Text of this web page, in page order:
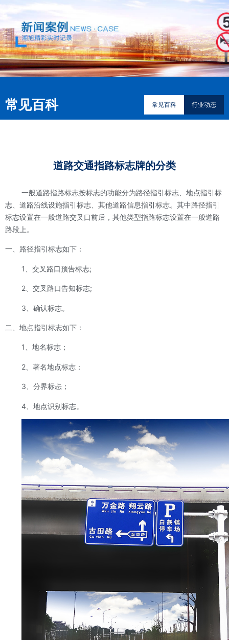
常见百科 常见百科 行业动态
道路交通指路标志牌的分类
一般道路指路标志按标志的功能分为路径指引标志、地点指引标
志、道路沿线设施指引标志、其他道路信息指引标志。其中路径指引
标志设置在一般道路交叉口前后，其他类型指路标志设置在一般道路
路段上。
一、路径指引标志如下：
1、交叉路口预告标志;
2、交叉路口告知标志;
3、确认标志。
二、地点指引标志如下：
1、地名标志；
2、著名地点标志：
3、分界标忐；
4、地点识别标志。